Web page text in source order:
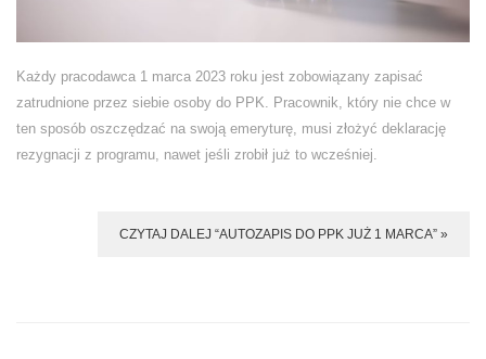
Każdy pracodawca 1 marca 2023 roku jest zobowiązany zapisać
zatrudnione przez siebie osoby do PPK. Pracownik, który nie chce w
ten sposób oszczędzać na swoją emeryturę, musi złożyć deklarację
rezygnacji z programu, nawet jeśli zrobił już to wcześniej.
CZYTAJ DALEJ “AUTOZAPIS DO PPK JUŻ 1 MARCA” »